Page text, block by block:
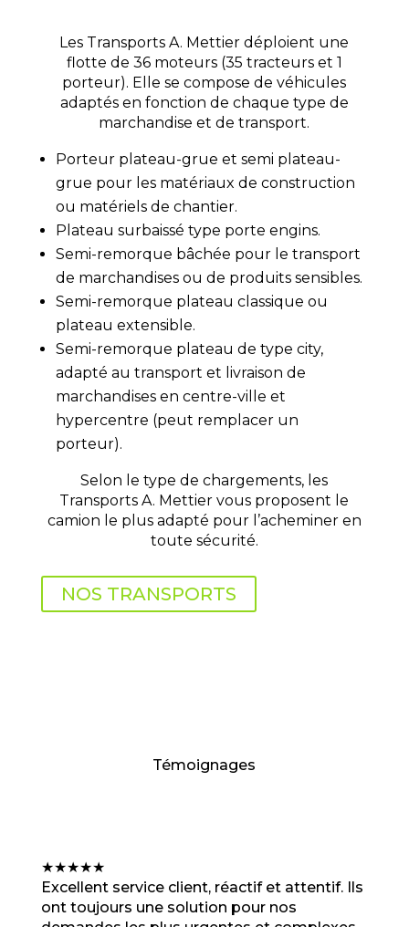
Les Transports A. Mettier déploient une
flotte de 36 moteurs (35 tracteurs et 1
porteur). Elle se compose de véhicules
adaptés en fonction de chaque type de
marchandise et de transport.
Porteur plateau-grue et semi plateau-
grue pour les matériaux de construction
ou matériels de chantier.
Plateau surbaissé type porte engins.
Semi-remorque bâchée pour le transport
de marchandises ou de produits sensibles.
Semi-remorque plateau classique ou
plateau extensible.
Semi-remorque plateau de type city,
adapté au transport et livraison de
marchandises en centre-ville et
hypercentre (peut remplacer un
porteur).
Selon le type de chargements, les
Transports A. Mettier vous proposent le
camion le plus adapté pour l’acheminer en
toute sécurité.
NOS TRANSPORTS
Témoignages
★★★★★
Excellent service client, réactif et attentif. Ils
ont toujours une solution pour nos